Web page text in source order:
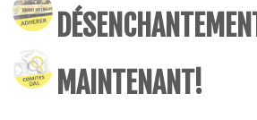
MAINTENANT!